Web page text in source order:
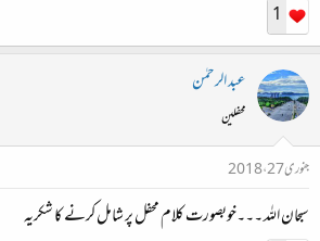
ہم خدا کو مانتے پہچانتے ہیں اس
1
عبد الرحمٰن
محفلین
جنوری 27، 2018
سبحان اللہ ۔۔۔خوبصورت کلام محفل پر شامل کرنے کا شکریہ